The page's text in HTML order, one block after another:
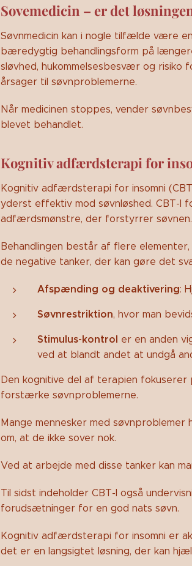
Sovemedicin – er det
Søvnmedicin kan i nogle tilfælde være
bæredygtig behandlingsform på
sløvhed, hukommelsesbesvær og risiko
årsager til søvnproblemerne.
Når medicinen stoppes, vender
blevet behandlet.
Kognitiv adfærdsterapi for
Kognitiv adfærdsterapi for insomni
yderst effektiv mod søvnløshed. CBT-I
adfærdsmønstre, der forstyrrer søvnen.
Behandlingen består af flere
de negative tanker, der kan gøre det
Afspænding og deaktivering:
Søvnrestriktion, hvor man
Stimulus-kontrol er en anden
ved at blandt andet at undgå
Den kognitive del af terapien
forstærke søvnproblemerne.
Mange mennesker med
om, at de ikke sover nok.
Ved at arbejde med disse tanker kan
Til sidst indeholder CBT-I også
forudsætninger for en god nats søvn.
Kognitiv adfærdsterapi for insomni er
det er en langsigtet løsning, der kan